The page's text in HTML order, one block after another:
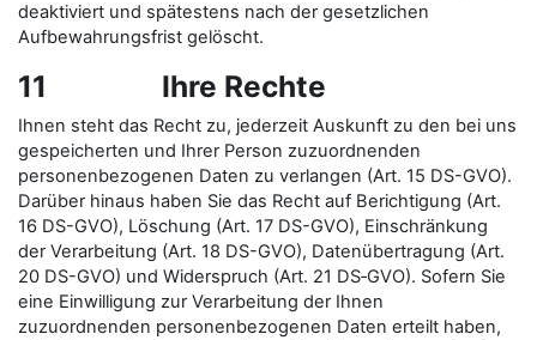
deaktiviert und spätestens nach der gesetzlichen
Aufbewahrungsfrist gelöscht.
11 Ihre Rechte
Ihnen steht das Recht zu, jederzeit Auskunft zu den bei uns
gespeicherten und Ihrer Person zuzuordnenden
personenbezogenen Daten zu verlangen (Art. 15 DS-GVO).
Darüber hinaus haben Sie das Recht auf Berichtigung (Art.
16 DS-GVO), Löschung (Art. 17 DS-GVO), Einschränkung
der Verarbeitung (Art. 18 DS-GVO), Datenübertragung (Art.
20 DS-GVO) und Widerspruch (Art. 21 DS‑GVO). Sofern Sie
eine Einwilligung zur Verarbeitung der Ihnen
zuzuordnenden personenbezogenen Daten erteilt haben,